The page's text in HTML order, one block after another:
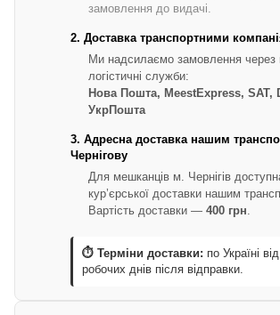
замовлення до видачі.
2. Доставка транспортними
Ми надсилаємо замовлення через
логістичні служби:
Нова Пошта, MeestExpress, SAT,
УкрПошта
3. Адресна доставка нашим
Чернігову
Для мешканців м. Чернігів
кур’єрської доставки нашим
Вартість доставки — 400 грн
⏱ Терміни доставки: по Україні
робочих днів після відправки.